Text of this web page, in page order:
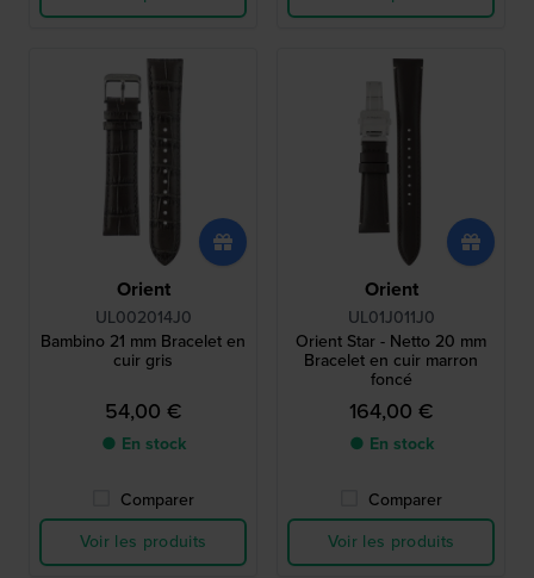
Orient
UL002014J0
Bambino 21 mm Bracelet en
cuir gris
54,00 €
● En stock
Comparer
Voir les produits
Orient
UL01J011J0
Orient Star - Netto 20 mm
Bracelet en cuir marron
foncé
164,00 €
● En stock
Comparer
Voir les produits